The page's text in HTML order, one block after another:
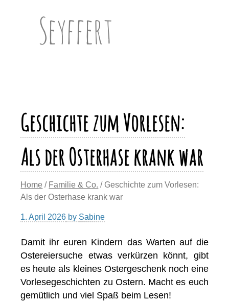
Seyffert
Geschichte zum Vorlesen:
Als der Osterhase krank war
Home / Familie & Co. / Geschichte zum Vorlesen:
Als der Osterhase krank war
1. April 2026 by Sabine
Damit ihr euren Kindern das Warten auf die
Ostereiersuche etwas verkürzen könnt, gibt
es heute als kleines Ostergeschenk noch eine
Vorlesegeschichten zu Ostern. Macht es euch
gemütlich und viel Spaß beim Lesen!